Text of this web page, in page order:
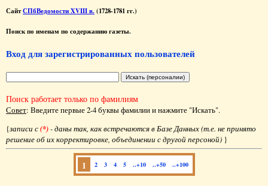
СайтСПбВедомости XVIII в. (1728-1781 гг.)
Поиск по именам по содержанию газеты.
Вход для зарегистрированных пользователей
Поиск работает только по фамилиям
Совет: Введите первые 2-4 буквы фамилии и нажмите "Искать".
{записи с(*)- даны так, как встречаются в Базе Данных (т.е. не принято
решение об их корректировке, объединении с другой персоной) }
1 2 3 4 5 ..+10 ..+50 ..+100